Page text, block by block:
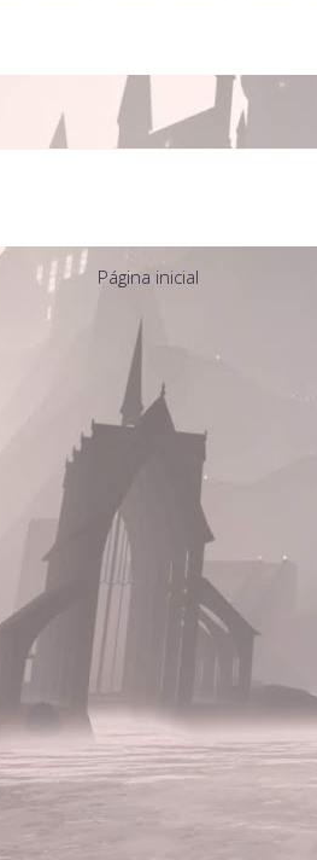
Página inicial